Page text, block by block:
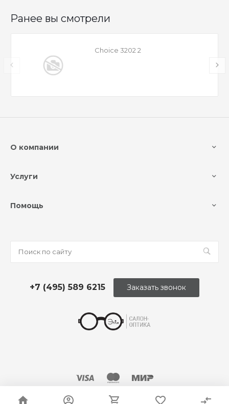
Ранее вы смотрели
Choice 3202 2
О компании
Услуги
Помощь
+7 (495) 589 6215 Заказать звонок